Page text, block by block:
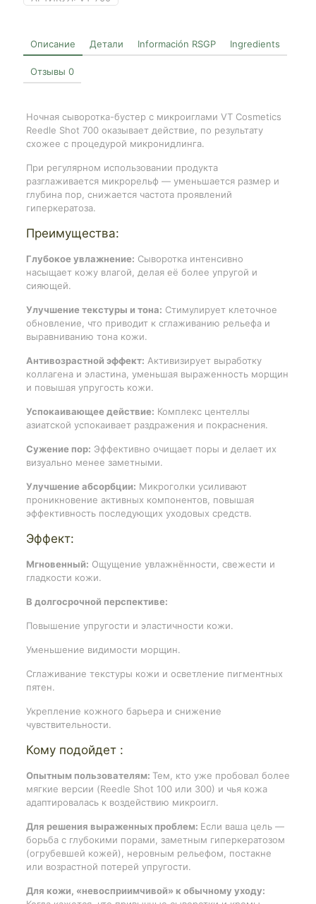
Описание Детали Información RSGP Ingredients
Отзывы 0
Ночная сыворотка-бустер с микроиглами VT Cosmetics
Reedle Shot 700 оказывает действие, по результату
схожее с процедурой микронидлинга.
При регулярном использовании продукта
разглаживается микрорельф — уменьшается размер и
глубина пор, снижается частота проявлений
гиперкератоза.
Преимущества:
Глубокое увлажнение: Сыворотка интенсивно
насыщает кожу влагой, делая её более упругой и
сияющей.
Улучшение текстуры и тона: Стимулирует клеточное
обновление, что приводит к сглаживанию рельефа и
выравниванию тона кожи.
Антивозрастной эффект: Активизирует выработку
коллагена и эластина, уменьшая выраженность морщин
и повышая упругость кожи.
Успокаивающее действие: Комплекс центеллы
азиатской успокаивает раздражения и покраснения.
Сужение пор: Эффективно очищает поры и делает их
визуально менее заметными.
Улучшение абсорбции: Микроголки усиливают
проникновение активных компонентов, повышая
эффективность последующих уходовых средств.
Эффект:
Мгновенный: Ощущение увлажнённости, свежести и
гладкости кожи.
В долгосрочной перспективе:
Повышение упругости и эластичности кожи.
Уменьшение видимости морщин.
Сглаживание текстуры кожи и осветление пигментных
пятен.
Укрепление кожного барьера и снижение
чувствительности.
Кому подойдет :
Опытным пользователям: Тем, кто уже пробовал более
мягкие версии (Reedle Shot 100 или 300) и чья кожа
адаптировалась к воздействию микроигл.
Для решения выраженных проблем: Если ваша цель —
борьба с глубокими порами, заметным гиперкератозом
(огрубевшей кожей), неровным рельефом, постакне
или возрастной потерей упругости.
Для кожи, «невосприимчивой» к обычному уходу: